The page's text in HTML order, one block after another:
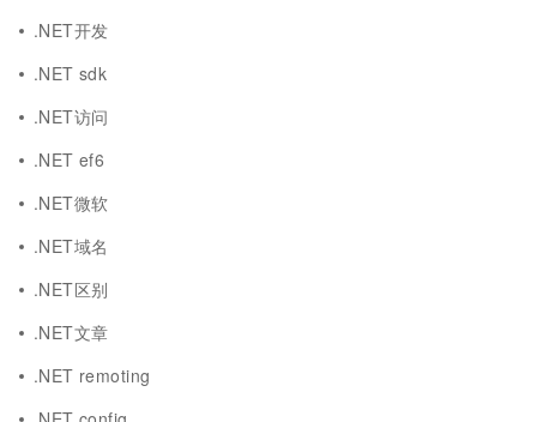
.NET开发
.NET sdk
.NET访问
.NET ef6
.NET微软
.NET域名
.NET区别
.NET文章
.NET remoting